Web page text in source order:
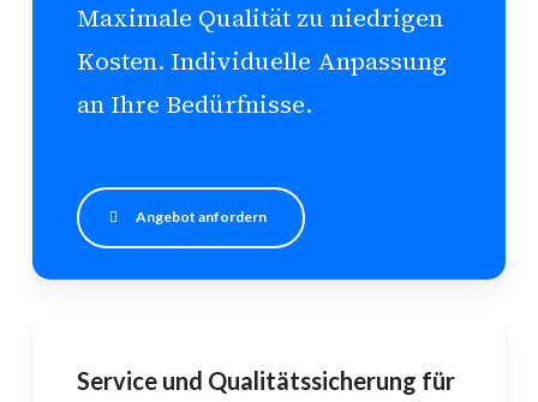
Maximale Qualität zu niedrigen
Kosten. Individuelle Anpassung
an Ihre Bedürfnisse.
Angebot anfordern
Service und Qualitätssicherung für